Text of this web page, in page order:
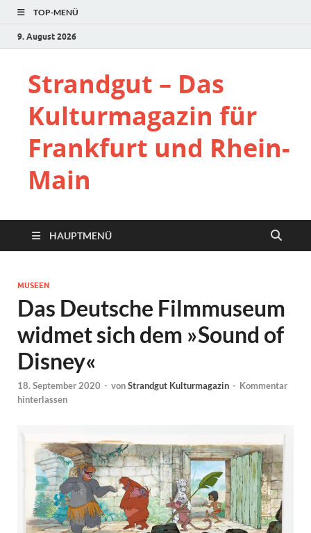
TOP-MENÜ
9. August 2026
Strandgut – Das
Kulturmagazin für
Frankfurt und Rhein-
Main
HAUPTMENÜ
MUSEEN
Das Deutsche Filmmuseum
widmet sich dem »Sound of
Disney«
18. September 2020 - vonStrandgut Kulturmagazin - Kommentar
hinterlassen